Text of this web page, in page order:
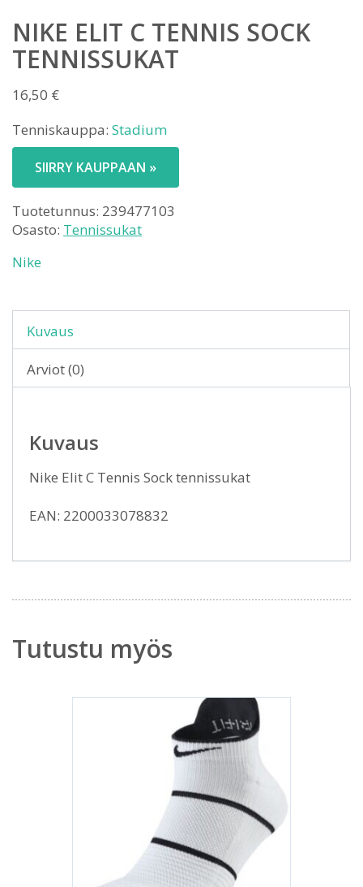
NIKE ELIT C TENNIS SOCK
TENNISSUKAT
16,50 €
Tenniskauppa: Stadium
SIIRRY KAUPPAAN »
Tuotetunnus: 239477103
Osasto: Tennissukat
Nike
Kuvaus
Arviot (0)
Kuvaus
Nike Elit C Tennis Sock tennissukat
EAN: 2200033078832
Tutustu myös